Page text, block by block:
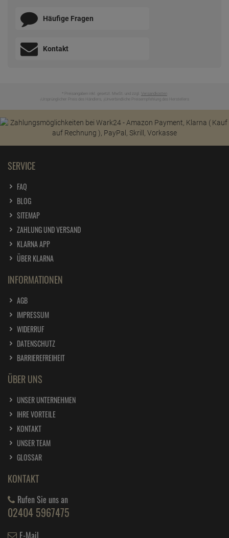
Häufige Fragen
Kontakt
* Preisangaben inkl. gesetzl. MwSt. und zzgl. Versandkosten
Ursprünglicher Preis des Händlers, Unverbindliche Preisempfehlung des Herstellers
SERVICE
FAQ
BLOG
SITEMAP
ZAHLUNG UND VERSAND
KLARNA APP
ÜBER KLARNA
INFORMATIONEN
AGB
IMPRESSUM
WIDERRUF
DATENSCHUTZ
BARRIEREFREIHEIT
ÜBER UNS
UNSER UNTERNEHMEN
IHRE VORTEILE
KONTAKT
UNSER TEAM
GLOSSAR
KONTAKT
Rufen Sie uns an
02404 5967475
E-Mail